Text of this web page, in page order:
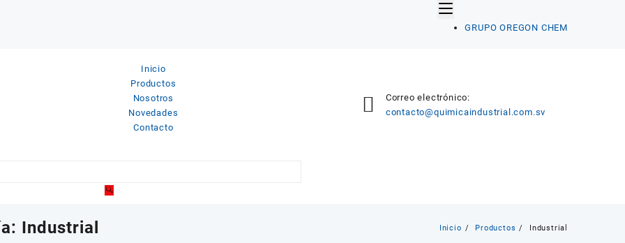
GRUPO OREGON CHEM
Inicio
Productos
Nosotros
Novedades
Contacto
Correo electrónico:
contacto@quimicaindustrial.com.sv
Industrial Inicio Productos Industrial